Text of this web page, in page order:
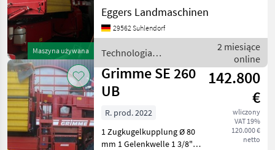
Maszyna używana
Eggers Landmaschinen
29562 Suhlendorf
Technologia
ziemniaczana / Grimme
2 miesiące
online
Grimme SE 260
UB
142.800
€
wliczony
VAT 19%
120.000 €
netto
R. prod. 2022
1 Zugkugelkupplung Ø 80
mm 1 Gelenkwelle 1 3/8"